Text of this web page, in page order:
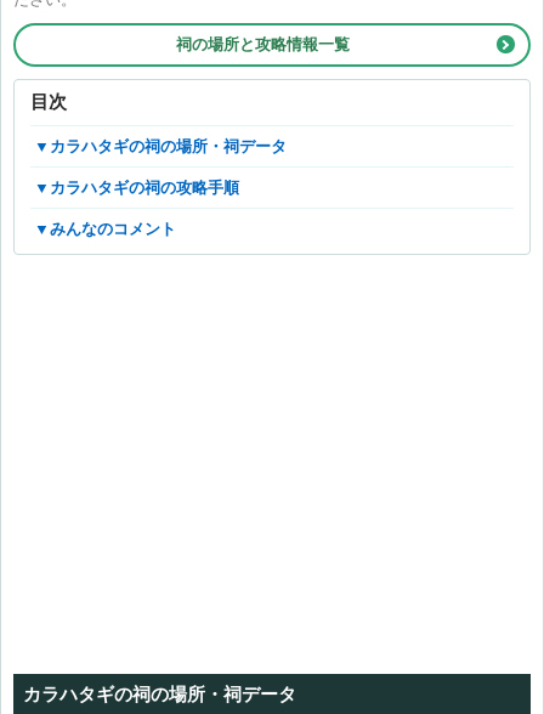
祠の場所と攻略情報一覧
目次
▼カラハタギの祠の場所・祠データ
▼カラハタギの祠の攻略手順
▼みんなのコメント
カラハタギの祠の場所・祠データ
ゲルド高地 鳥望台
イーガ団のアジト